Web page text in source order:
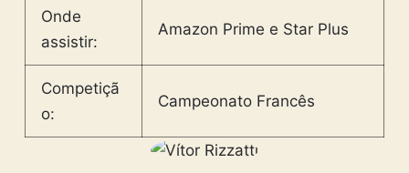
Onde
assistir:
Amazon Prime e Star Plus
Competiçã
o:
Campeonato Francês